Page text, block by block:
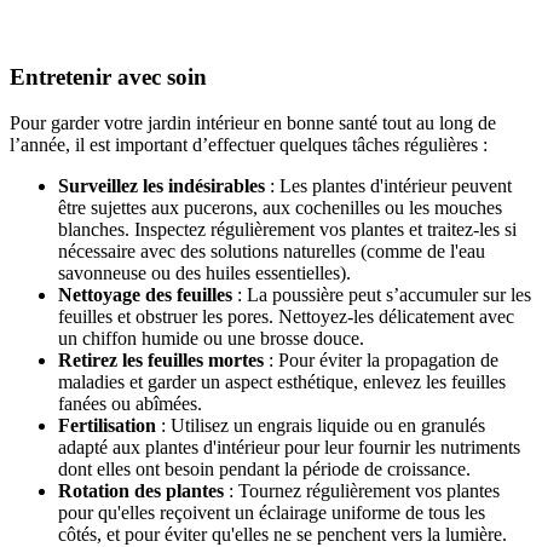
Entretenir avec soin
Pour garder votre jardin intérieur en bonne santé tout au long de
l’année, il est important d’effectuer quelques tâches régulières :
Surveillez les indésirables : Les plantes d'intérieur peuvent
être sujettes aux pucerons, aux cochenilles ou les mouches
blanches. Inspectez régulièrement vos plantes et traitez-les si
nécessaire avec des solutions naturelles (comme de l'eau
savonneuse ou des huiles essentielles).
Nettoyage des feuilles : La poussière peut s’accumuler sur les
feuilles et obstruer les pores. Nettoyez-les délicatement avec
un chiffon humide ou une brosse douce.
Retirez les feuilles mortes : Pour éviter la propagation de
maladies et garder un aspect esthétique, enlevez les feuilles
fanées ou abîmées.
Fertilisation : Utilisez un engrais liquide ou en granulés
adapté aux plantes d'intérieur pour leur fournir les nutriments
dont elles ont besoin pendant la période de croissance.
Rotation des plantes : Tournez régulièrement vos plantes
pour qu'elles reçoivent un éclairage uniforme de tous les
côtés, et pour éviter qu'elles ne se penchent vers la lumière.